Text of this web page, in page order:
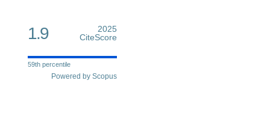
1.9
2025
CiteScore
59th percentile
Powered by Scopus